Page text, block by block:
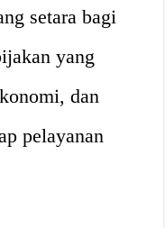
setara bagi
yang
dan
pelayanan